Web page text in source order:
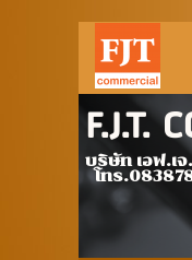
F.J.T.
บริษัท เอฟ
โทร